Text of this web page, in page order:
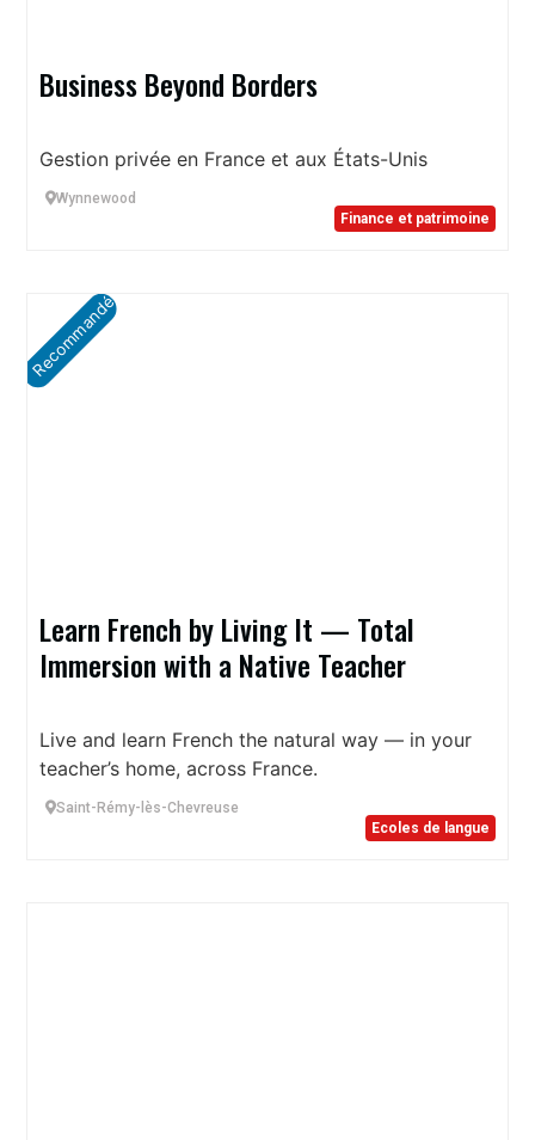
Business Beyond Borders
Gestion privée en France et aux États-Unis
Wynnewood
Finance et patrimoine
Recommandé
Learn French by Living It — Total
Immersion with a Native Teacher
Live and learn French the natural way — in your
teacher’s home, across France.
Saint-Rémy-lès-Chevreuse
Ecoles de langue